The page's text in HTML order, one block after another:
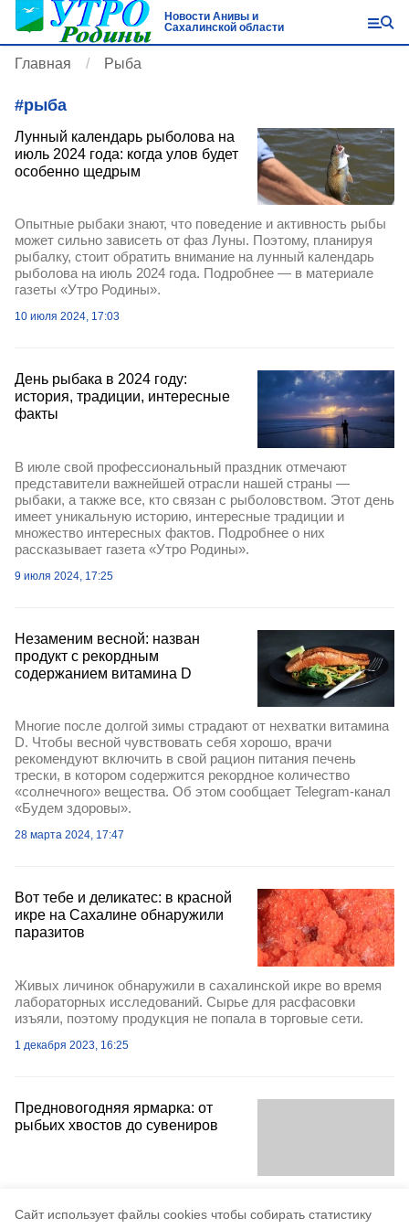
Cайт использует файлы cookies чтобы собирать статистику
Новости Анивы и
Сахалинской области
Главная Рыба
#рыба
Лунный календарь рыболова на
июль 2024 года: когда улов будет
особенно щедрым
Опытные рыбаки знают, что поведение и активность рыбы
может сильно зависеть от фаз Луны. Поэтому, планируя
рыбалку, стоит обратить внимание на лунный календарь
рыболова на июль 2024 года. Подробнее — в материале
газеты «Утро Родины».
10 июля 2024, 17:03
День рыбака в 2024 году:
история, традиции, интересные
факты
В июле свой профессиональный праздник отмечают
представители важнейшей отрасли нашей страны —
рыбаки, а также все, кто связан с рыболовством. Этот день
имеет уникальную историю, интересные традиции и
множество интересных фактов. Подробнее о них
рассказывает газета «Утро Родины».
9 июля 2024, 17:25
Незаменим весной: назван
продукт с рекордным
содержанием витамина D
Многие после долгой зимы страдают от нехватки витамина
D. Чтобы весной чувствовать себя хорошо, врачи
рекомендуют включить в свой рацион питания печень
трески, в котором содержится рекордное количество
«солнечного» вещества. Об этом сообщает Telegram-канал
«Будем здоровы».
28 марта 2024, 17:47
Вот тебе и деликатес: в красной
икре на Сахалине обнаружили
паразитов
Живых личинок обнаружили в сахалинской икре во время
лабораторных исследований. Сырье для расфасовки
изъяли, поэтому продукция не попала в торговые сети.
1 декабря 2023, 16:25
Предновогодняя ярмарка: от
рыбьих хвостов до сувениров